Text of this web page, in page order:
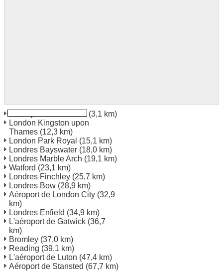
(3,1 km)
London Kingston upon
Thames (12,3 km)
London Park Royal (15,1 km)
Londres Bayswater (18,0 km)
Londres Marble Arch (19,1 km)
Watford (23,1 km)
Londres Finchley (25,7 km)
Londres Bow (28,9 km)
Aéroport de London City (32,9
km)
Londres Enfield (34,9 km)
L'aéroport de Gatwick (36,7
km)
Bromley (37,0 km)
Reading (39,1 km)
L'aéroport de Luton (47,4 km)
Aéroport de Stansted (67,7 km)